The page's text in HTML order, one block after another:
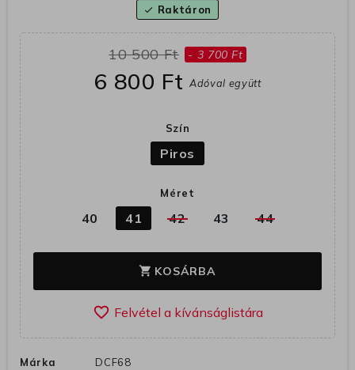
check Raktáron
10 500 Ft - 3 700 Ft
6 800 FtAdóval együtt
Szín
Piros
Méret
40 41 42 43 44
shopping_cart KOSÁRBA
favorite_border
Márka
DCF68